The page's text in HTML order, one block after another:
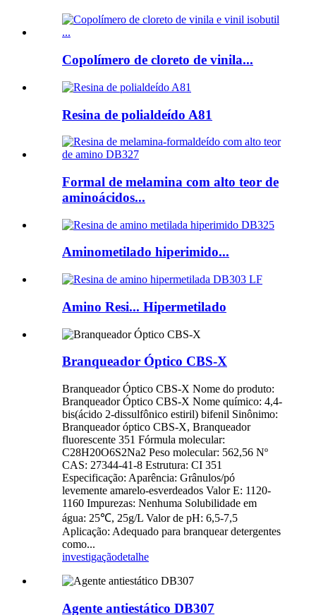
Copolímero de cloreto de vinila...
Resina de polialdeído A81
Formal de melamina com alto teor de
aminoácidos...
Aminometilado hiperimido...
Amino Resi... Hipermetilado
Branqueador Óptico CBS-X
Branqueador Óptico CBS-X Nome do produto:
Branqueador Óptico CBS-X Nome químico: 4,4-
bis(ácido 2-dissulfônico estiril) bifenil Sinônimo:
Branqueador óptico CBS-X, Branqueador
fluorescente 351 Fórmula molecular:
C28H20O6S2Na2 Peso molecular: 562,56 Nº
CAS: 27344-41-8 Estrutura: CI 351
Especificação: Aparência: Grânulos/pó
levemente amarelo-esverdeados Valor E: 1120-
1160 Impurezas: Nenhuma Solubilidade em
água: 25℃, 25g/L Valor de pH: 6,5-7,5
Aplicação: Adequado para branquear detergentes
como...
investigaçãodetalhe
Agente antiestático DB307